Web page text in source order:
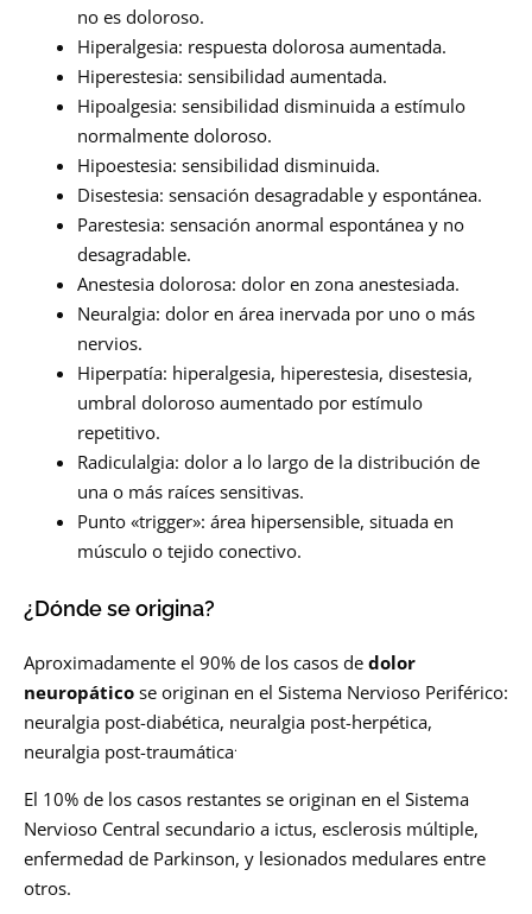
no es doloroso.
Hiperalgesia: respuesta dolorosa aumentada.
Hiperestesia: sensibilidad aumentada.
Hipoalgesia: sensibilidad disminuida a estímulo
normalmente doloroso.
Hipoestesia: sensibilidad disminuida.
Disestesia: sensación desagradable y espontánea.
Parestesia: sensación anormal espontánea y no
desagradable.
Anestesia dolorosa: dolor en zona anestesiada.
Neuralgia: dolor en área inervada por uno o más
nervios.
Hiperpatía: hiperalgesia, hiperestesia, disestesia,
umbral doloroso aumentado por estímulo
repetitivo.
Radiculalgia: dolor a lo largo de la distribución de
una o más raíces sensitivas.
Punto «trigger»: área hipersensible, situada en
músculo o tejido conectivo.
¿Dónde se origina?
Aproximadamente el 90% de los casos de dolor
neuropático se originan en el Sistema Nervioso Periférico:
neuralgia post-diabética, neuralgia post-herpética,
neuralgia post-traumática.
El 10% de los casos restantes se originan en el Sistema
Nervioso Central secundario a ictus, esclerosis múltiple,
enfermedad de Parkinson, y lesionados medulares entre
otros.